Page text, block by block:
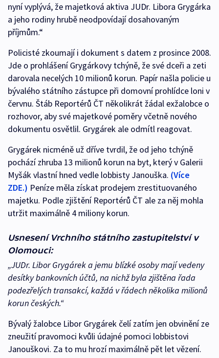
nyní vyplývá, že majetková aktiva JUDr. Libora Grygárka
a jeho rodiny hrubě neodpovídají dosahovaným
příjmům.“
Policisté zkoumají i dokument s datem z prosince 2008.
Jde o prohlášení Grygárkovy tchýně, že své dceři a zeti
darovala necelých 10 milionů korun. Papír našla policie u
bývalého státního zástupce při domovní prohlídce loni v
červnu. Štáb Reportérů ČT několikrát žádal exžalobce o
rozhovor, aby své majetkové poměry včetně nového
dokumentu osvětlil. Grygárek ale odmítl reagovat.
Grygárek nicméně už dříve tvrdil, že od jeho tchýně
pochází zhruba 13 milionů korun na byt, který v Galerii
Myšák vlastní hned vedle lobbisty Janouška. (Více
ZDE.) Peníze měla získat prodejem zrestituovaného
majetku. Podle zjištění Reportérů ČT ale za něj mohla
utržit maximálně 4 miliony korun.
Usnesení Vrchního státního zastupitelství v
Olomouci:
„JUDr. Libor Grygárek a jemu blízké osoby mají vedeny
desítky bankovních účtů, na nichž byla zjištěna řada
podezřelých transakcí, každá v řádech několika milionů
korun českých.“
Bývalý žalobce Libor Grygárek čelí zatím jen obvinění ze
zneužití pravomoci kvůli údajné pomoci lobbistovi
Janouškovi. Za to mu hrozí maximálně pět let vězení.